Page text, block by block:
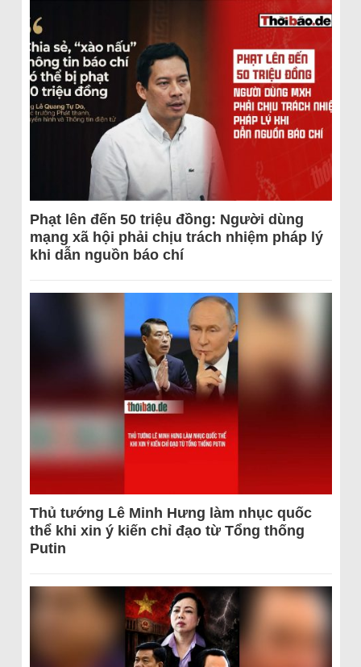
Phạt lên đến 50 triệu đồng: Người dùng
mạng xã hội phải chịu trách nhiệm pháp lý
khi dẫn nguồn báo chí
Thủ tướng Lê Minh Hưng làm nhục quốc
thể khi xin ý kiến chỉ đạo từ Tổng thống
Putin